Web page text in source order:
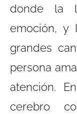
donde la
emoción, y
grandes
persona
atención.
cerebro